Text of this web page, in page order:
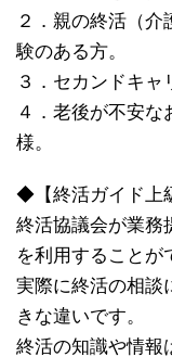
２．親の終活（
験のある方。
３．セカンドキャ
４．老後が不安な
様。
◆【終活ガイド上
終活協議会が業務
を利用することが
実際に終活の相談
きな違いです。
終活の知識や情報